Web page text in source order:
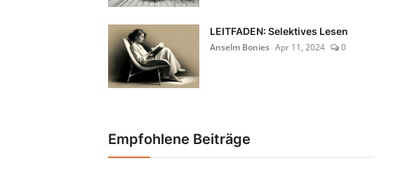
LEITFADEN: Selektives Lesen
Anselm Bonies Apr 11, 2024 0
Empfohlene Beiträge